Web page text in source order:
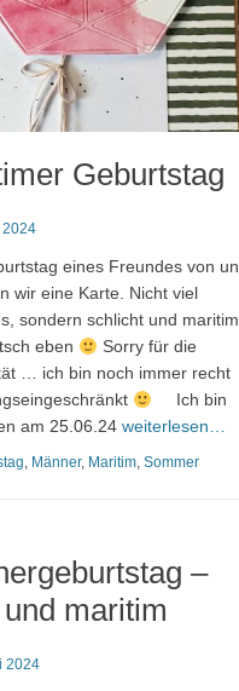
Geburtstag
2024
eines Freundes von
wir eine Karte. Nicht viel
sondern schlicht und
eben
Sorry für die
… ich bin noch immer recht
Ich bin
am 25.06.24 weiterlesen…
, Männer, Maritim, Sommer
–
maritim
2024